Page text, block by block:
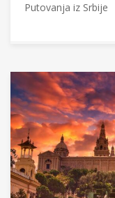
Putovanja iz Srbije